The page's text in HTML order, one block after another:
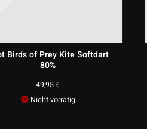
NL Kim Huybrechts E1
Steeldart 90%
62,95€